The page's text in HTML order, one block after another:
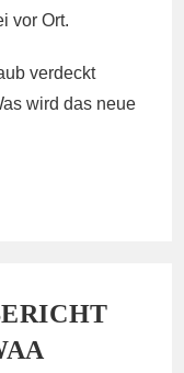
vor Ort.
verdeckt
wird das neue